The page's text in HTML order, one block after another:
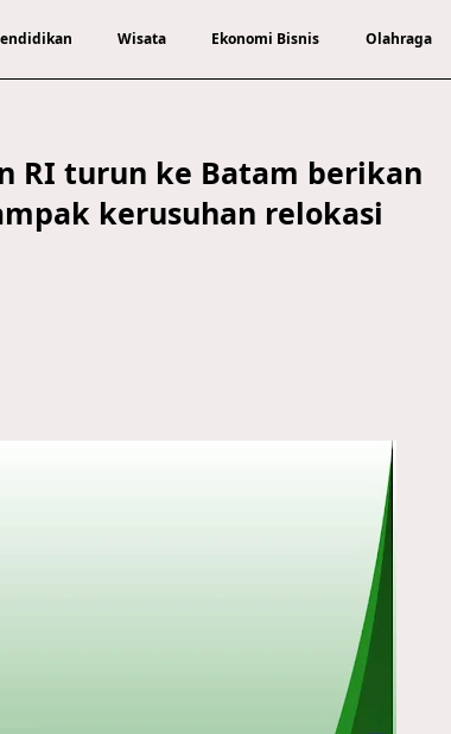
Wisata Ekonomi Bisnis Olahraga
RI turun ke Batam berikan
kerusuhan relokasi